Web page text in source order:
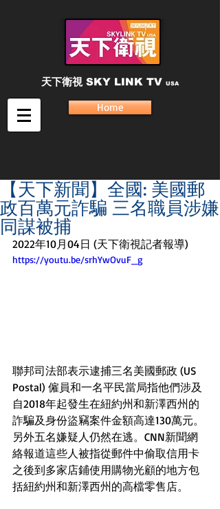
天下衛視 SKY LINK TV USA
Home
【天下新聞】全國: 美國郵
政百萬元詐騙 三名職員涉嫌
同謀被捕
2022年10月04日 (天下衛視記者報導)
https://youtu.be/srhYwOvuF_g
聯邦司法部表示逮捕三名美國郵政 (US
Postal) 僱員和一名平民當局指他們涉及
自2018年起發生在紐約州和新澤西州的
詐騙及身份盜竊案件金額高達130萬元。
另外五名嫌疑人仍然在逃。CNN新聞網
絡報道這些人被指從郵件中偷取信用卡
之後到多家店鋪使用購物光顧的地方包
括紐約州和新澤西州的高檔零售店。